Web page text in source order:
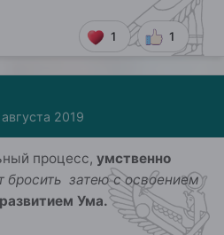
1 1
августа 2019
процесс, умственно
бросить затею с освоением
Ума.